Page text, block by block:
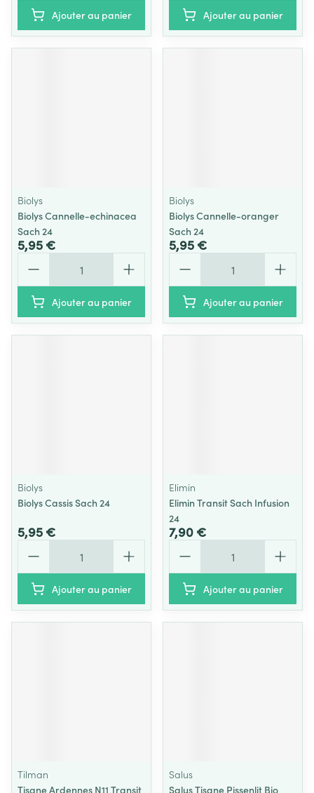
Ajouter au panier Ajouter au panier
Biolys
Biolys Cannelle-echinacea
Sach 24
5,95 €
Ajouter au panier
Biolys
Biolys Cannelle-oranger
Sach 24
5,95 €
Ajouter au panier
Biolys
Biolys Cassis Sach 24
5,95 €
Ajouter au panier
Elimin
Elimin Transit Sach Infusion
24
7,90 €
Ajouter au panier
Tilman
Tisane Ardennes N11 Transit
Salus
Salus Tisane Pissenlit Bio